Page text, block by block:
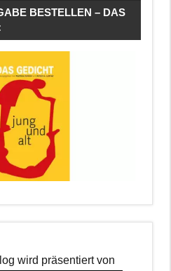
BESTELLEN – DAS
wird präsentiert von